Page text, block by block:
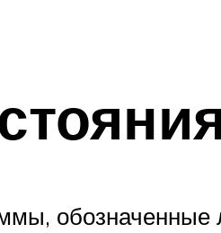
обозначенные